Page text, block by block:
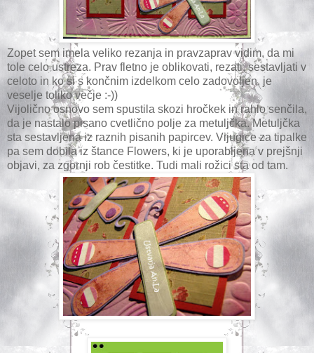
Zopet sem imela veliko rezanja in pravzaprav vidim, da mi
tole celo ustreza. Prav fletno je oblikovati, rezati, sestavljati v
celoto in ko si s končnim izdelkom celo zadovoljen, je
veselje toliko večje :-))
Vijolično osnovo sem spustila skozi hročkek in rahlo senčila,
da je nastalo pisano cvetlično polje za metuljčka. Metuljčka
sta sestavljena iz raznih pisanih papircev. Vijugice za tipalke
pa sem dobila iz štance Flowers, ki je uporabljena v prejšnji
objavi, za zgornji rob čestitke. Tudi mali rožici sta od tam.